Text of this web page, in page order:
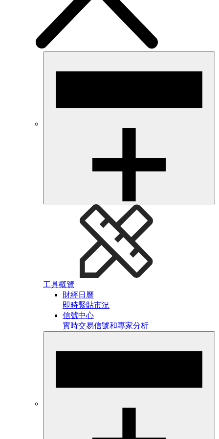
工具概覽
財經日曆
即時緊貼市況
信號中心
實時交易信號和專家分析